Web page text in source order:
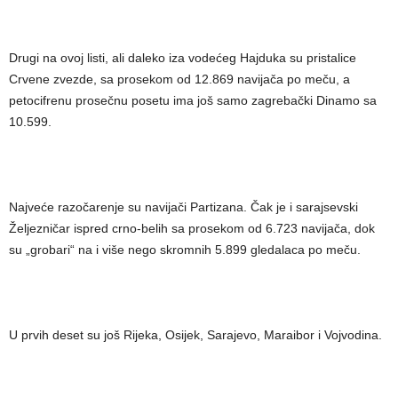
Drugi na ovoj listi, ali daleko iza vodećeg Hajduka su pristalice
Crvene zvezde, sa prosekom od 12.869 navijača po meču, a
petocifrenu prosečnu posetu ima još samo zagrebački Dinamo sa
10.599.
Najveće razočarenje su navijači Partizana. Čak je i sarajsevski
Željezničar ispred crno-belih sa prosekom od 6.723 navijača, dok
su „grobari“ na i više nego skromnih 5.899 gledalaca po meču.
U prvih deset su još Rijeka, Osijek, Sarajevo, Maraibor i Vojvodina.